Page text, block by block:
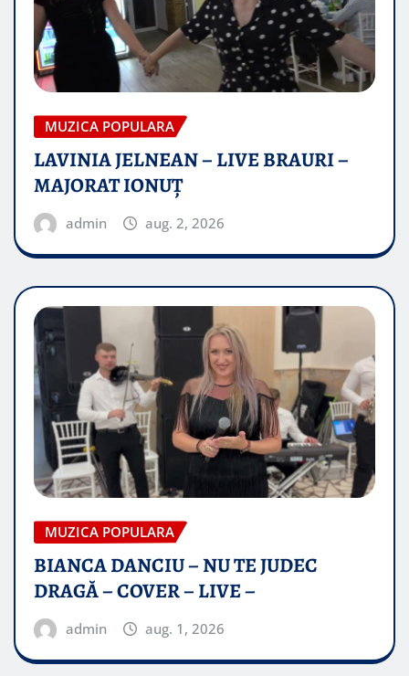
MUZICA POPULARA
LAVINIA JELNEAN – LIVE BRAURI –
MAJORAT IONUŢ
admin aug. 2, 2026
MUZICA POPULARA
BIANCA DANCIU – NU TE JUDEC
DRAGĂ – COVER – LIVE –
admin aug. 1, 2026